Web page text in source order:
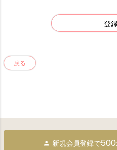
登録
戻る
新規会員登録で500